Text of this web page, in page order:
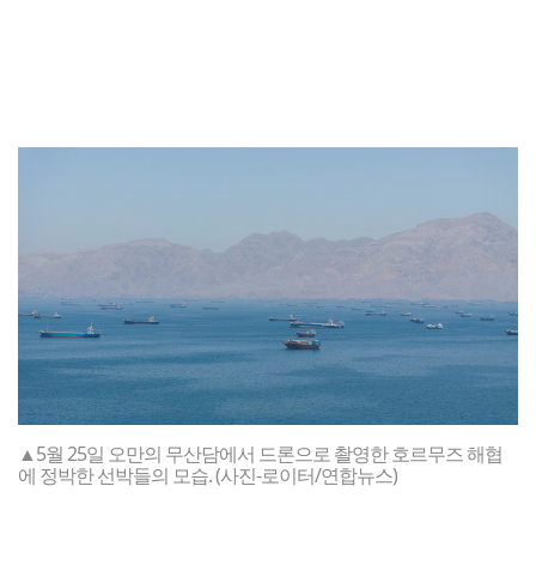
▲5월 25일 오만의 무산담에서 드론으로 촬영한 호르무즈 해협
에 정박한 선박들의 모습. (사진-로이터/연합뉴스)